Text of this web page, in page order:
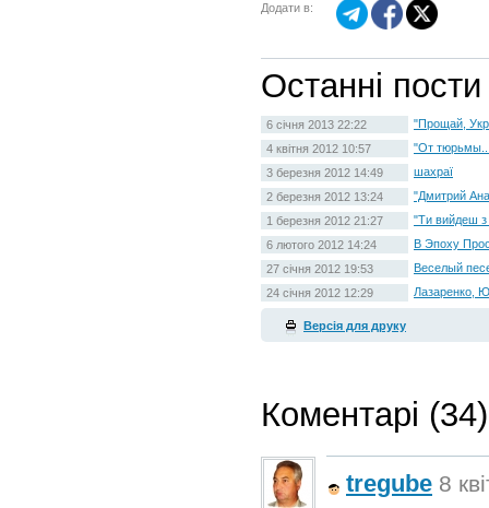
Додати в:
Останні
6 січня 2013 22:22
"Прощай,
4 квітня 2012 10:57
"От
3 березня 2012 14:49
шахраї
2 березня 2012 13:24
"Дмитрий
1 березня 2012 21:27
"Ти вийдеш з
6 лютого 2012 14:24
В Эпоху
27 січня 2012 19:53
Веселый
24 січня 2012 12:29
Лазаренко,
Версія для друку
Коментарі (34)
tregube 8